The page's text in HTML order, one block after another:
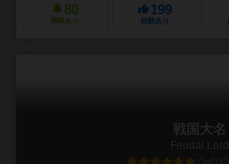
80
興味あり
199
経験あり
戦国大名
Feudal Lord